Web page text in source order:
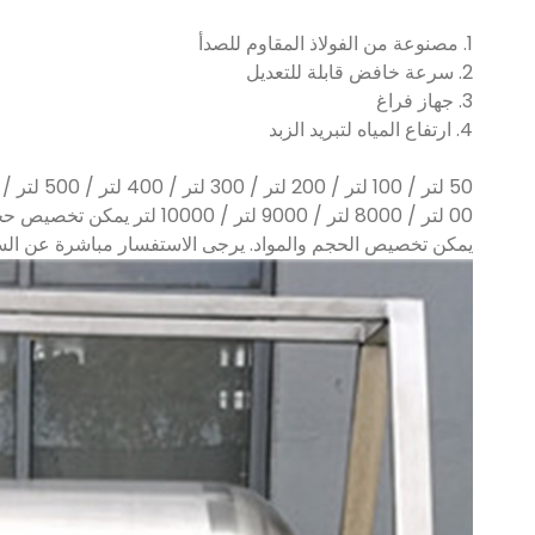
1. مصنوعة من الفولاذ المقاوم للصدأ
2. سرعة خافض قابلة للتعديل
3. جهاز فراغ
4. ارتفاع المياه لتبريد الزبد
00 لتر / 8000 لتر / 9000 لتر / 10000 لتر يمكن تخصيص حجم آخر.
يمكن تخصيص الحجم والمواد. يرجى الاستفسار مباشرة عن